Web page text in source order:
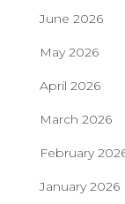
June 2026
May 2026
April 2026
March 2026
February
January 2026